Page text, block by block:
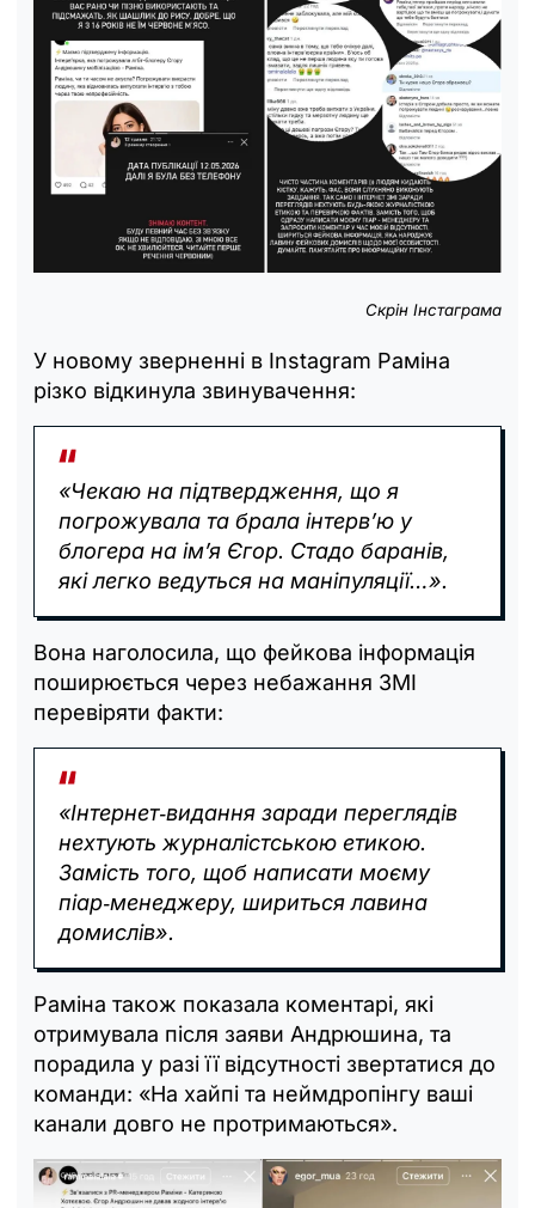
Скрін Інстаграма
У новому зверненні в Instagram Раміна
різко відкинула звинувачення:
«Чекаю на підтвердження, що я
погрожувала та брала інтерв’ю у
блогера на ім’я Єгор. Стадо баранів,
які легко ведуться на маніпуляції…».
Вона наголосила, що фейкова інформація
поширюється через небажання ЗМІ
перевіряти факти:
«Інтернет‑видання заради переглядів
нехтують журналістською етикою.
Замість того, щоб написати моєму
піар‑менеджеру, шириться лавина
домислів».
Раміна також показала коментарі, які
отримувала після заяви Андрюшина, та
порадила у разі її відсутності звертатися до
команди: «На хайпі та неймдропінгу ваші
канали довго не протримаються».